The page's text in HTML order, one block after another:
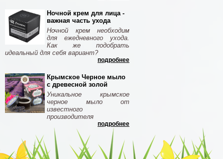
Ночной крем для лица -
важная часть ухода
Ночной крем необходим
для ежедневного ухода.
Как же подобрать
идеальный для себя вариант?
подробнее
Крымское Черное мыло
с древесной золой
Уникальное крымское
черное мыло от
известного
производителя
подробнее